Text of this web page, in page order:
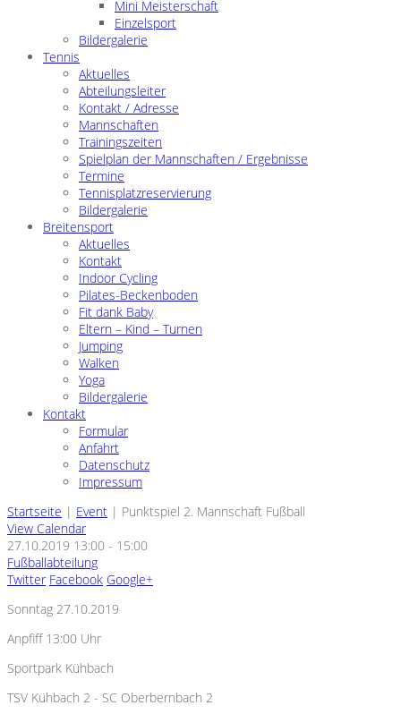
Mini Meisterschaft
Einzelsport
Bildergalerie
Tennis
Aktuelles
Abteilungsleiter
Kontakt / Adresse
Mannschaften
Trainingszeiten
Spielplan der Mannschaften / Ergebnisse
Termine
Tennisplatzreservierung
Bildergalerie
Breitensport
Aktuelles
Kontakt
Indoor Cycling
Pilates-Beckenboden
Fit dank Baby
Eltern – Kind – Turnen
Jumping
Walken
Yoga
Bildergalerie
Kontakt
Formular
Anfahrt
Datenschutz
Impressum
Startseite | Event | Punktspiel 2. Mannschaft Fußball
View Calendar
27.10.2019 13:00 - 15:00
Fußballabteilung
Twitter Facebook Google+
Sonntag 27.10.2019
Anpfiff 13:00 Uhr
Sportpark Kühbach
TSV Kühbach 2 - SC Oberbernbach 2